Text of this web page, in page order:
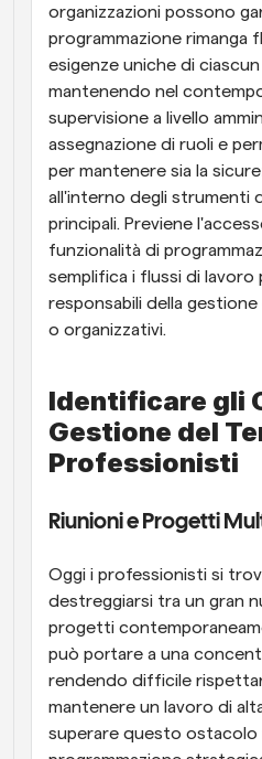
organizzazioni possono
programmazione rimanga
esigenze uniche di
mantenendo nel
supervisione a livello
assegnazione di ruoli e
per mantenere sia la
all'interno degli strumenti
principali. Previene
funzionalità di
semplifica i flussi di
responsabili della
o organizzativi.
Identificare gli
Gestione del
Professionisti
Riunioni e Progetti
Oggi i professionisti si
destreggiarsi tra un gran
progetti
può portare a una
rendendo difficile
mantenere un lavoro di
superare questo ostacolo